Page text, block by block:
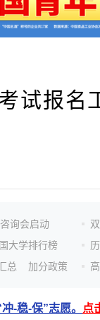
试报名
询会启动
大学排行榜
总
加分政策
-稳-保”志愿。 点